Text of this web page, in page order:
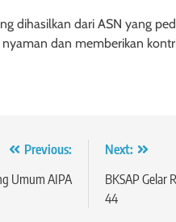
dihasilkan dari ASN yang
dan memberikan
Previous:
Umum AIPA
Next:
BKSAP Gelar
44